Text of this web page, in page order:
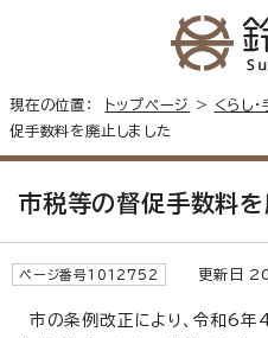
現在の位置： トップページ > くらし
促手数料を廃止しました
市税等の督促手数料を
ページ番号1012752 更新日
市の条例改正により、令和6